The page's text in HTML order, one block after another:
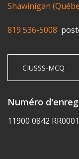
Shawinigan
819 536-5008
CIUSSS-MCQ
Numéro
11900 0842 RR0001